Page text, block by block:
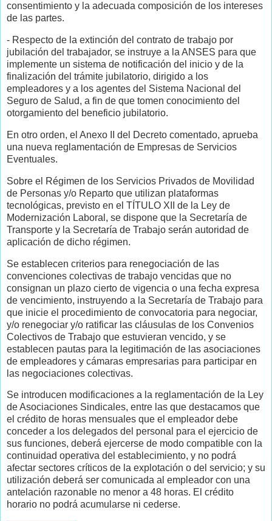
consentimiento y la adecuada composición de los intereses
de las partes.
- Respecto de la extinción del contrato de trabajo por
jubilación del trabajador, se instruye a la ANSES para que
implemente un sistema de notificación del inicio y de la
finalización del trámite jubilatorio, dirigido a los
empleadores y a los agentes del Sistema Nacional del
Seguro de Salud, a fin de que tomen conocimiento del
otorgamiento del beneficio jubilatorio.
En otro orden, el Anexo II del Decreto comentado, aprueba
una nueva reglamentación de Empresas de Servicios
Eventuales.
Sobre el Régimen de los Servicios Privados de Movilidad
de Personas y/o Reparto que utilizan plataformas
tecnológicas, previsto en el TÍTULO XII de la Ley de
Modernización Laboral, se dispone que la Secretaría de
Transporte y la Secretaría de Trabajo serán autoridad de
aplicación de dicho régimen.
Se establecen criterios para renegociación de las
convenciones colectivas de trabajo vencidas que no
consignan un plazo cierto de vigencia o una fecha expresa
de vencimiento, instruyendo a la Secretaría de Trabajo para
que inicie el procedimiento de convocatoria para negociar,
y/o renegociar y/o ratificar las cláusulas de los Convenios
Colectivos de Trabajo que estuvieran vencido, y se
establecen pautas para la legitimación de las asociaciones
de empleadores y cámaras empresarias para participar en
las negociaciones colectivas.
Se introducen modificaciones a la reglamentación de la Ley
de Asociaciones Sindicales, entre las que destacamos que
el crédito de horas mensuales que el empleador debe
conceder a los delegados del personal para el ejercicio de
sus funciones, deberá ejercerse de modo compatible con la
continuidad operativa del establecimiento, y no podrá
afectar sectores críticos de la explotación o del servicio; y su
utilización deberá ser comunicada al empleador con una
antelación razonable no menor a 48 horas. El crédito
horario no podrá acumularse ni cederse.